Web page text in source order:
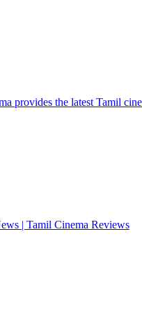
provides the latest Tamil